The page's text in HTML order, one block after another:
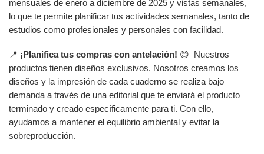
mensuales de enero a diciembre de 2025 y vistas semanales,
lo que te permite planificar tus actividades semanales, tanto de
estudios como profesionales y personales con facilidad.
📍 ¡Planifica tus compras con antelación! 😊 Nuestros
productos tienen diseños exclusivos. Nosotros creamos los
diseños y la impresión de cada cuaderno se realiza bajo
demanda a través de una editorial que te enviará el producto
terminado y creado específicamente para ti. Con ello,
ayudamos a mantener el equilibrio ambiental y evitar la
sobreproducción.